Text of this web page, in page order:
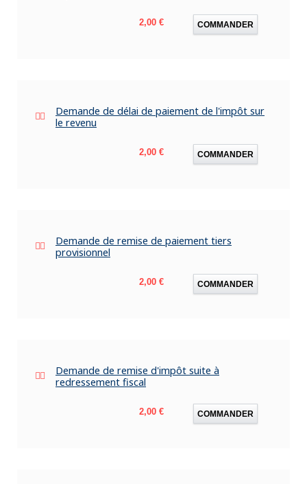
Prix
2,00 € COMMANDER
Demande de délai de paiement de l'impôt sur
le revenu
Prix
2,00 € COMMANDER
Demande de remise de paiement tiers
provisionnel
Prix
2,00 € COMMANDER
Demande de remise d'impôt suite à
redressement fiscal
Prix
2,00 € COMMANDER